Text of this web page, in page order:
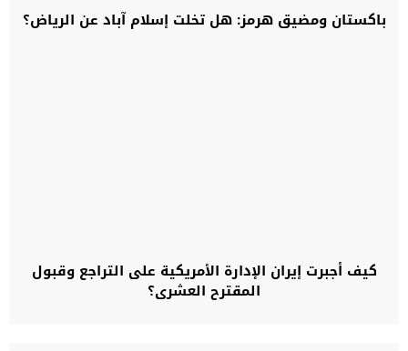
باكستان ومضيق هرمز: هل تخلت إسلام آباد عن الرياض؟
كيف أجبرت إيران الإدارة الأمريكية على التراجع وقبول
المقترح العشري؟